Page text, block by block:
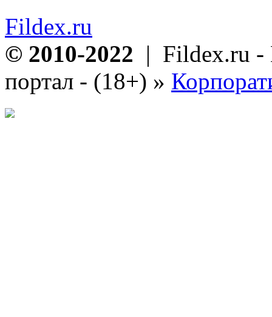
Fildex.ru
© 2010-2022 | Fildex.ru -
портал - (18+) »